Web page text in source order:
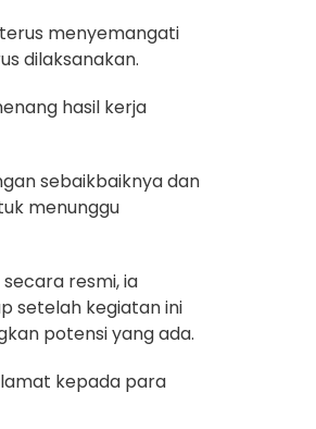
menyemangati
dilaksanakan.
hasil kerja
sebaikbaiknya dan
menunggu
resmi, ia
setelah kegiatan ini
potensi yang ada.
kepada para